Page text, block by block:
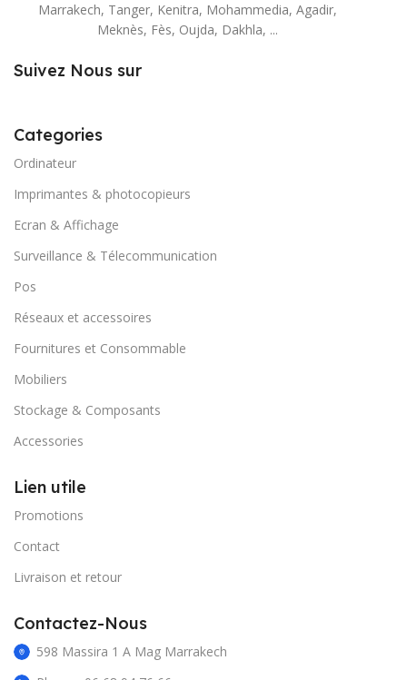
Marrakech, Tanger, Kenitra, Mohammedia, Agadir,
Meknès, Fès, Oujda, Dakhla, ...
Suivez Nous sur
Categories
Ordinateur
Imprimantes & photocopieurs
Ecran & Affichage
Surveillance & Télecommunication
Pos
Réseaux et accessoires
Fournitures et Consommable
Mobiliers
Stockage & Composants
Accessories
Lien utile
Promotions
Contact
Livraison et retour
Contactez-Nous
598 Massira 1 A Mag Marrakech